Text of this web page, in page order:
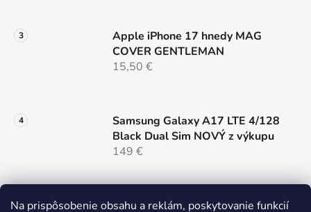
Na prispôsobenie obsahu a reklám, poskytovanie funkcií
Apple iPhone 17 hnedy MAG
COVER GENTLEMAN
15,50 €
Samsung Galaxy A17 LTE 4/128
Black Dual Sim NOVÝ z výkupu
149 €
Nillkin SnapHold Magnetický